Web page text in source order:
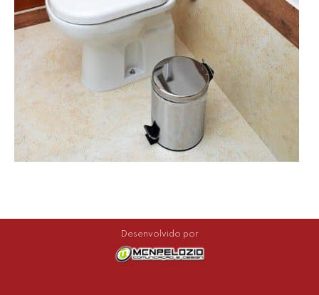
Desenvolvido por